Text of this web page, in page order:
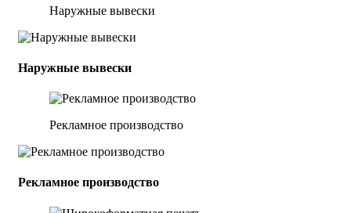
Наружные вывески
Наружные вывески
Рекламное производство
Рекламное производство